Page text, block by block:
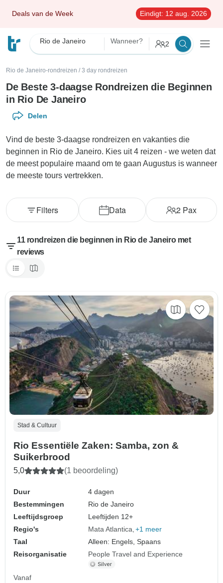
Deals van de Week Eindigt: 12 aug. 2026
Rio de Janeiro Wanneer? 2
Rio de Janeiro-rondreizen / 3 day rondreizen
De Beste 3-daagse Rondreizen die Beginnen
in Rio De Janeiro
Delen
Vind de beste 3-daagse rondreizen en vakanties die
beginnen in Rio de Janeiro. Kies uit 4 reizen - we weten dat
de meest populaire maand om te gaan Augustus is wanneer
de meeste tours vertrekken.
Data 2 Pax
Filters
11 rondreizen die beginnen in Rio de Janeiro met
reviews
Stad & Cultuur
Rio Essentiële Zaken: Samba, zon &
Suikerbrood
5,0 (1 beoordeling)
Duur
4 dagen
Bestemmingen
Rio de Janeiro
Leeftijdsgroep
Leeftijden 12+
Regio's
Mata Atlantica +1 meer
Taal
Alleen: Engels, Spaans
Reisorganisatie
People Travel and Experience
Vanaf